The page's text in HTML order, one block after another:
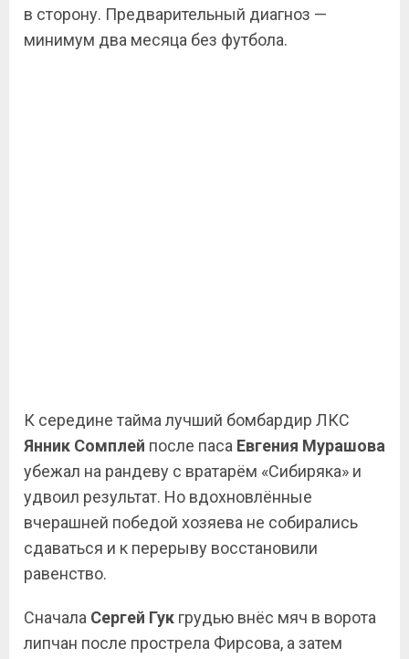
в сторону. Предварительный диагноз —
минимум два месяца без футбола.
К середине тайма лучший бомбардир ЛКС
Янник Сомплей после паса Евгения Мурашова
убежал на рандеву с вратарём «Сибиряка» и
удвоил результат. Но вдохновлённые
вчерашней победой хозяева не собирались
сдаваться и к перерыву восстановили
равенство.
Сначала Сергей Гук грудью внёс мяч в ворота
липчан после прострела Фирсова, а затем